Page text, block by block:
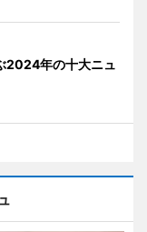
2024年の十大ニュ